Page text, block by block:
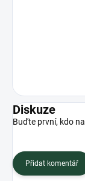
Diskuze
Buďte první, kdo
Přidat komentář